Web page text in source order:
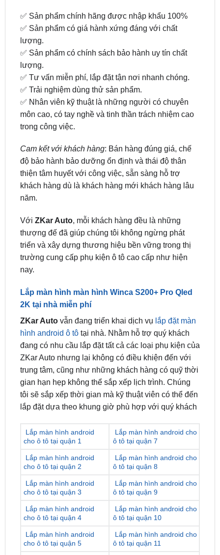
lượng.
✅ Sản phẩm có chính sách bảo hành uy tín chất
lượng.
✅ Tư vấn miễn phí, lắp đặt tận nơi nhanh chóng.
✅ Trải nghiệm dùng thử sản phẩm.
✅ Nhân viên kỹ thuật là những người có chuyên
môn cao, có tay nghề và tinh thần trách nhiệm cao
trong công việc.
Cam kết với khách hàng
thiện tâm huyết với công việc, sẵn sàng hỗ trợ
khách hàng dù là khách hàng mới khách hàng lâu
năm.
VớiZKar Auto
triển và xây dựng thương hiệu bền vững trong thị
trường cung cấp phụ kiện ô tô cao cấp như hiện
nay.
Lắp màn hình màn hình Winca S200+ Pro Qled
ZKar Autovẫn đang triển khai dịch vụlắp đặt màn
hình android ô tô tại nhà. Nhằm hỗ trợ quý khách
đang có nhu cầu lắp đặt tất cả các loại phụ kiện của
ZKar Auto nhưng lại không có điều khiện đến với
trung tâm, cũng như những khách hàng có quỹ thời
gian hạn hẹp không thể sắp xếp lịch trình. Chúng
tôi sẽ sắp xếp thời gian mà kỹ thuật viên có thể đến
lắp đặt dựa theo khung giờ phù hợp với quý khách
Lắp màn hình android
Lắp màn hình android cho
Lắp màn hình android
cho ô tô tại quận 2
Lắp màn hình android cho
ô tô tại quận 8
Lắp màn hình android
cho ô tô tại quận 3
Lắp màn hình android cho
ô tô tại quận 9
Lắp màn hình android
cho ô tô tại quận 4
Lắp màn hình android cho
ô tô tại quận 10
Lắp màn hình android
cho ô tô tại quận 5
Lắp màn hình android cho
ô tô tại quận 11
Lắp màn hình android
cho ô tô tại quận 6
Lắp màn hình android cho
ô tô tại quận 12